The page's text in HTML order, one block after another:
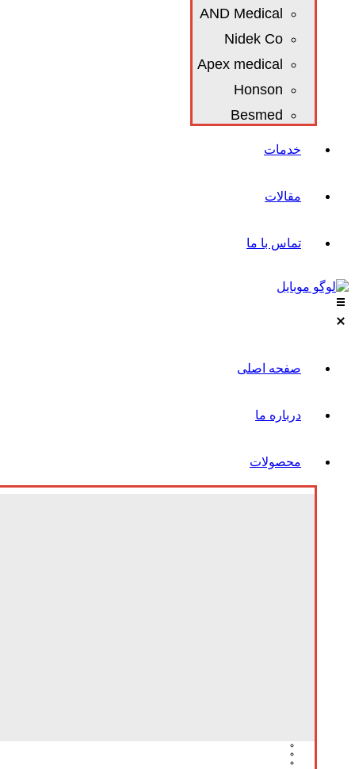
AND Medical
Nidek Co
Apex medical
Honson
Besmed
خدمات
مقالات
تماس با ما
صفحه اصلی
درباره ما
محصولات